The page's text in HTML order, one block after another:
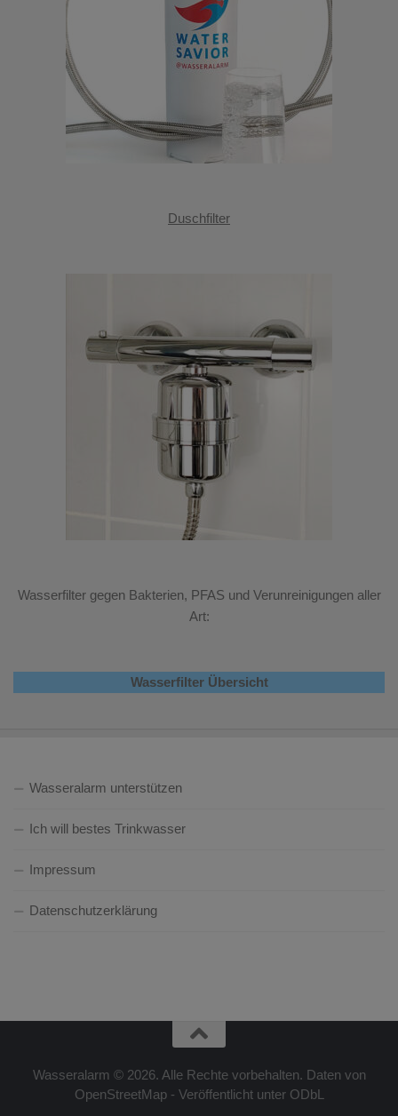
Duschfilter
Wasserfilter gegen Bakterien, PFAS und Verunreinigungen aller
Art:
Wasserfilter Übersicht
Wasseralarm unterstützen
Ich will bestes Trinkwasser
Impressum
Datenschutzerklärung
Wasseralarm © 2026. Alle Rechte vorbehalten. Daten von
OpenStreetMap - Veröffentlicht unter ODbL